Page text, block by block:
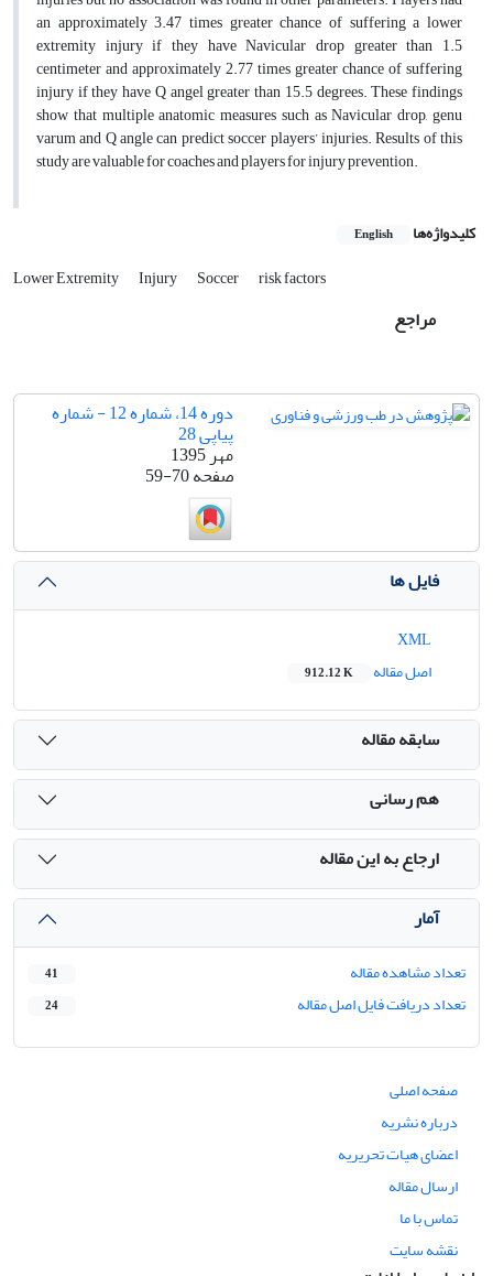
an approximately 3.47 times greater chance of suffering a lower
extremity injury if they have Navicular drop greater than 1.5
centimeter and approximately 2.77 times greater chance of suffering
injury if they have Q angel greater than 15.5 degrees.These findings
show that multiple anatomic measures such as Navicular drop, genu
varum and Q angle can predict soccer players’ injuries. Results of this
study are valuable for coaches and players for injury prevention.
کلیدواژه‌ها English
Lower Extremity Injury Soccer risk factors
مراجع
دوره 14، شماره 12 - شماره
پیاپی 28
مهر 1395
صفحه59-70
فایل ها
اصل مقاله
912.12 K
سابقه مقاله
هم رسانی
ارجاع به این مقاله
آمار
تعداد مشاهده مقاله 41
تعداد دریافت فایل اصل مقاله 24
صفحه اصلی
درباره نشریه
اعضای هیات تحریریه
ارسال مقاله
تماس با ما
نقشه سایت